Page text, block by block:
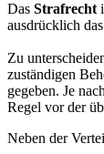
Das Strafrecht
ausdrücklich
Zu
zuständigen
gegeben. Je
Regel vor der
Neben der